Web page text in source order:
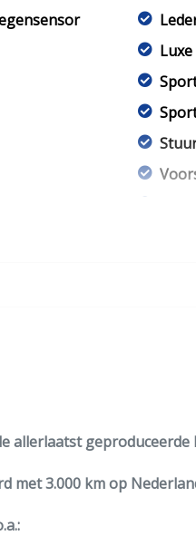
allerlaatst geproduceerde
met 3.000 km op